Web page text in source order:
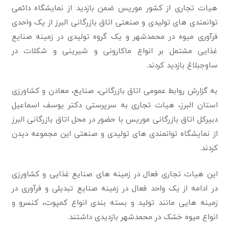
هیات تجاری از کشور موریس ضمن بازدید از نمایشگاه دائمی
توانمندی های تولیدی و صنعتی اتاق بازرگانی البرز از یک واحدی
فرآوری میوه در محمدشهر و یک گروه تولیدی در زمینه صنایع
غذایی مشتمل بر انواع ماکارونی و شیرینی و شکلات در
ساوجبلاغ بازدید کردند.
به گزارش روابط عمومی اتاق بازرگانی، صنایع، معادن و کشاورزی
استان البرز، هیات تجاری به سرپرستی دکتر یوسف اسماعیل
دبیرکل اتاق بازرگانی موریس با حضور در محل اتاق بازرگانی البرز
از نمایشگاه توانمندی های تولیدی و صنعتی این مجموعه دیدن
کردند.
این هیات تجاری فعال در زمینه های صنایع غذایی و کشاورزی
در ادامه از یک واحد فعال در زمینه صنایع تبدیلی و فرآوری در
زمینه هایی مانند تولید و بسته بندی انواع کمپوت، کنسرو و
انواع میوه خشک در محمدشهر بازدیدی داشتند.